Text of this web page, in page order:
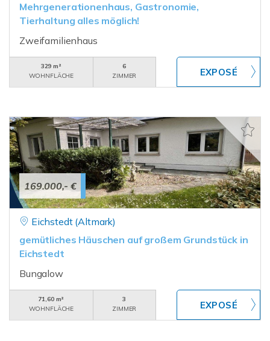
Mehrgenerationenhaus, Gastronomie,
Tierhaltung alles möglich!
Zweifamilienhaus
329 m²
WOHNFLÄCHE
6
ZIMMER
169.000,- €
Eichstedt (Altmark)
gemütliches Häuschen auf großem Grundstück in
Eichstedt
Bungalow
71,60 m²
WOHNFLÄCHE
3
ZIMMER